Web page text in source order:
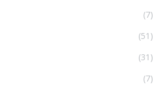
(7)
(51)
(31)
(7)